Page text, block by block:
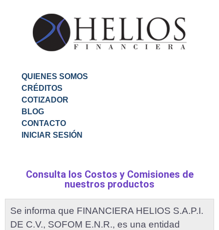
QUIENES SOMOS
CRÉDITOS
COTIZADOR
BLOG
CONTACTO
INICIAR SESIÓN
Consulta los Costos y Comisiones de
nuestros productos
Se informa que FINANCIERA HELIOS S.A.P.I.
DE C.V., SOFOM E.N.R., es una entidad